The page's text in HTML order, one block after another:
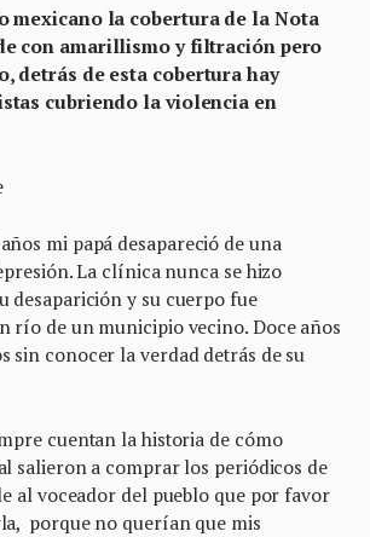
mexicano la cobertura de la Nota
con amarillismo y filtración pero
detrás de esta cobertura hay
cubriendo la violencia en
mi papá desapareció de una
La clínica nunca se hizo
desaparición y su cuerpo fue
río de un municipio vecino. Doce años
sin conocer la verdad detrás de su
cuentan la historia de cómo
salieron a comprar los periódicos de
al voceador del pueblo que por favor
porque no querían que mis